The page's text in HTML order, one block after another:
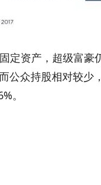
资产，超级富豪
公众持股相对较
。